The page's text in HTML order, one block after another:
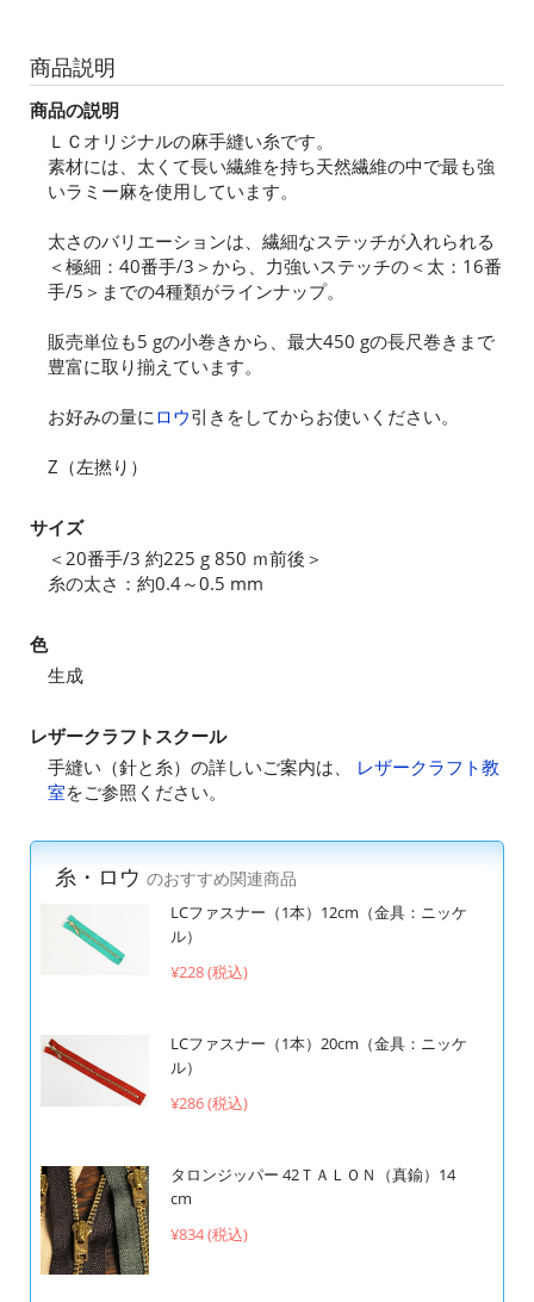
商品説明
商品の説明
ＬＣオリジナルの麻手縫い糸です。
素材には、太くて長い繊維を持ち天然繊維の中で最も強
いラミー麻を使用しています。
太さのバリエーションは、繊細なステッチが入れられる
＜極細：40番手/3＞から、力強いステッチの＜太：16番
手/5＞までの4種類がラインナップ。
販売単位も5 gの小巻きから、最大450 gの長尺巻きまで
豊富に取り揃えています。
お好みの量にロウ引きをしてからお使いください。
Z（左撚り）
サイズ
＜20番手/3 約225 g 850 ｍ前後＞
糸の太さ：約0.4～0.5 mm
色
生成
レザークラフトスクール
手縫い（針と糸）の詳しいご案内は、
レザークラフト教
室をご参照ください。
糸・ロウ のおすすめ関連商品
LCファスナー（1本）12cm（金具：ニッケ
ル）
¥228 (税込)
LCファスナー（1本）20cm（金具：ニッケ
ル）
¥286 (税込)
タロンジッパー 42ＴＡＬＯＮ（真鍮）14
cm
¥834 (税込)